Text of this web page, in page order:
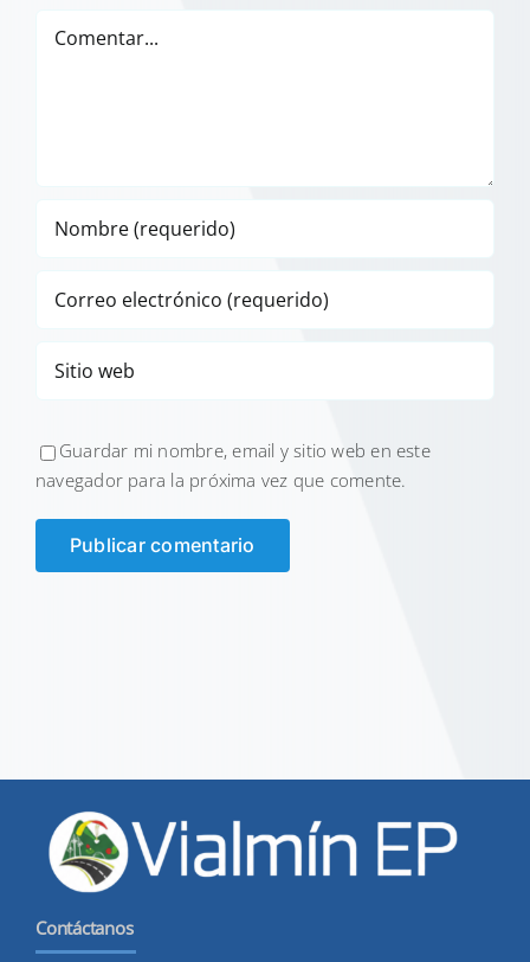
Guardar mi nombre, email y sitio web en este
navegador para la próxima vez que comente.
Contáctanos